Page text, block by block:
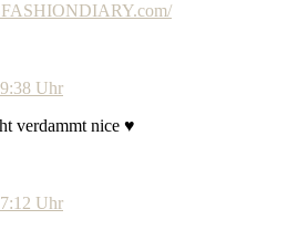
Uhr
verdammt nice ♥
Uhr